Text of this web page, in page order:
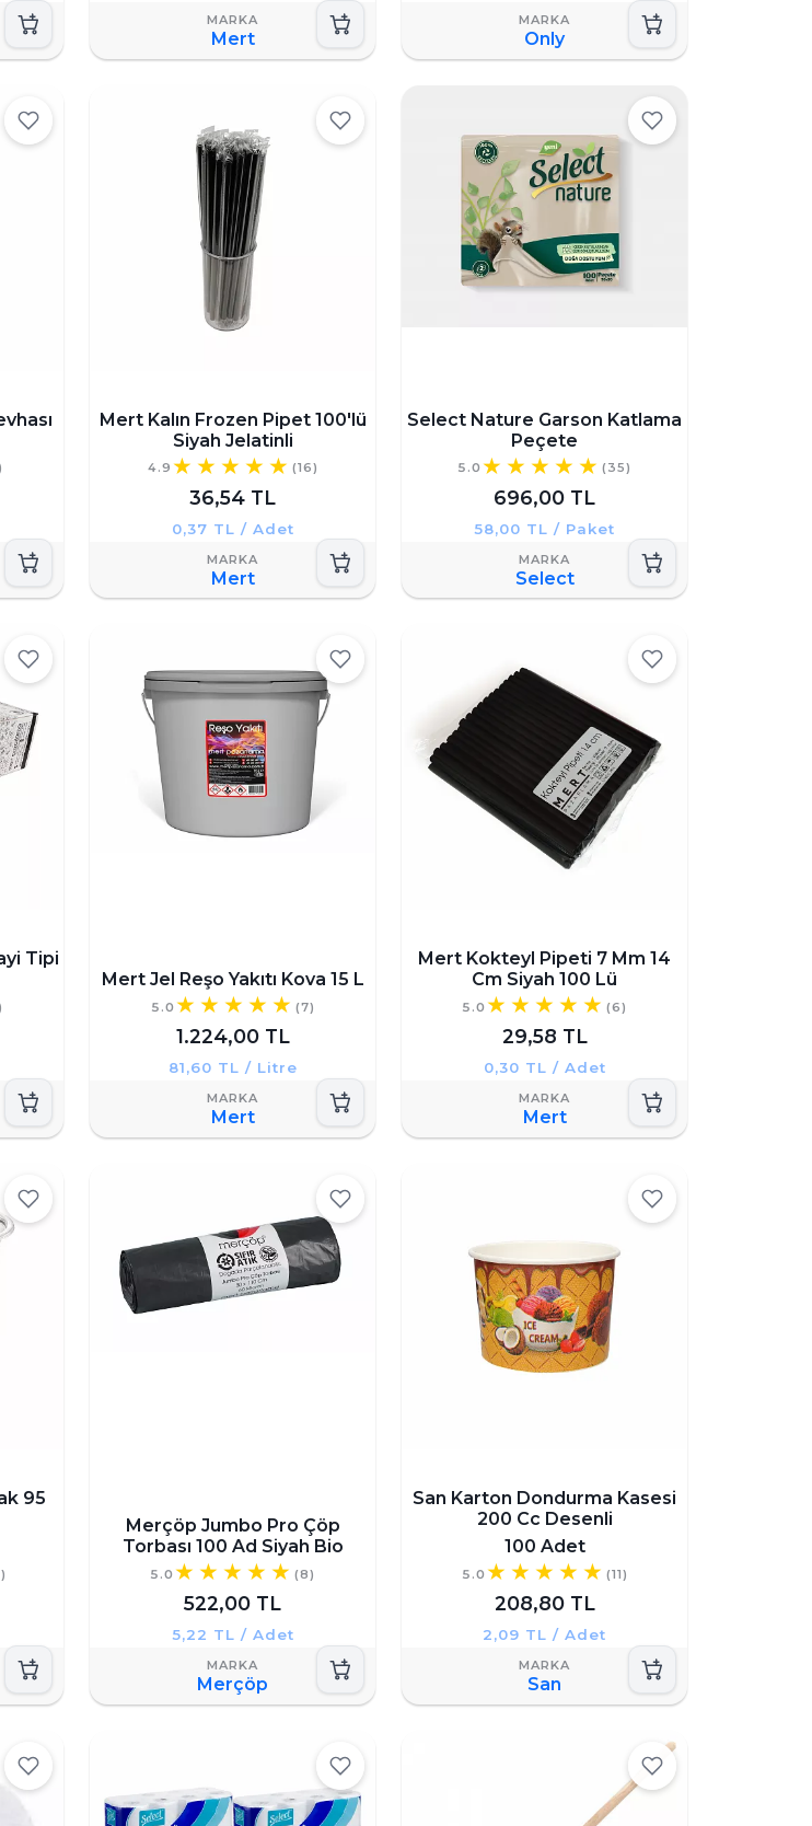
Mert Only
Mert Kalın Frozen Pipet 100'lü
Siyah Jelatinli
4.9 (16)
36,54 TL
0,37 TL / Adet
Mert
Select Nature Garson Katlama
Peçete
5.0 (35)
696,00 TL
58,00 TL / Paket
Select
Tipi
Mert Jel Reşo Yakıtı Kova 15 L
5.0 (7)
1.224,00 TL
81,60 TL / Litre
Mert
Mert Kokteyl Pipeti 7 Mm 14
Cm Siyah 100 Lü
5.0 (6)
29,58 TL
0,30 TL / Adet
Mert
95
Merçöp Jumbo Pro Çöp
Torbası 100 Ad Siyah Bio
5.0 (8)
522,00 TL
5,22 TL / Adet
Merçöp
San Karton Dondurma Kasesi
200 Cc Desenli
100 Adet
5.0 (11)
208,80 TL
2,09 TL / Adet
San